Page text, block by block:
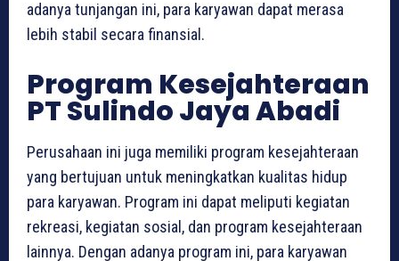
adanya tunjangan ini, para karyawan dapat merasa
lebih stabil secara finansial.
Program Kesejahteraan
PT Sulindo Jaya Abadi
Perusahaan ini juga memiliki program kesejahteraan
yang bertujuan untuk meningkatkan kualitas hidup
para karyawan. Program ini dapat meliputi kegiatan
rekreasi, kegiatan sosial, dan program kesejahteraan
lainnya. Dengan adanya program ini, para karyawan